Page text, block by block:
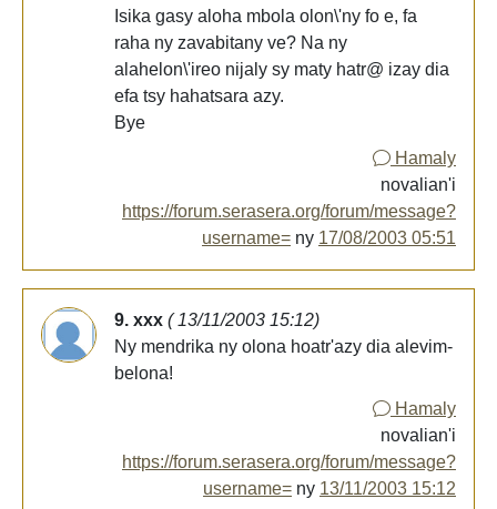
Isika gasy aloha mbola olon\'ny fo e, fa
raha ny zavabitany ve? Na ny
alahelon\'ireo nijaly sy maty hatr@ izay dia
efa tsy hahatsara azy.
Bye
Hamaly
novalian'i
https://forum.serasera.org/forum/message?
username= ny 17/08/2003 05:51
9. xxx ( 13/11/2003 15:12)
Ny mendrika ny olona hoatr'azy dia alevim-
belona!
Hamaly
novalian'i
https://forum.serasera.org/forum/message?
username= ny 13/11/2003 15:12